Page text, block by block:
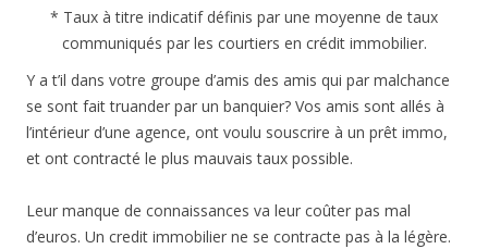
* Taux à titre indicatif définis par une moyenne de taux
communiqués par les courtiers en crédit immobilier.
Y a t’il dans votre groupe d’amis des amis qui par malchance
se sont fait truander par un banquier? Vos amis sont allés à
l’intérieur d’une agence, ont voulu souscrire à un prêt immo,
et ont contracté le plus mauvais taux possible.
Leur manque de connaissances va leur coûter pas mal
d’euros. Un credit immobilier ne se contracte pas à la légère.